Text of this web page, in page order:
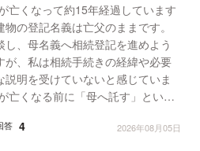
亡くなって約15年経過しています
の登記名義は亡父のままです。
、母名義へ相続登記を進めよう
が、私は相続手続きの経緯や必要
明を受けていないと感じていま
答 4 2026年08月05日